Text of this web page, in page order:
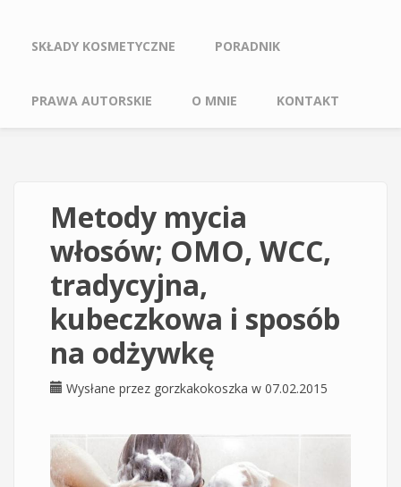
SKŁADY KOSMETYCZNE PORADNIK
PRAWA AUTORSKIE O MNIE KONTAKT
Metody mycia
włosów; OMO, WCC,
tradycyjna,
kubeczkowa i sposób
na odżywkę
Wysłane przez gorzkakokoszka w 07.02.2015